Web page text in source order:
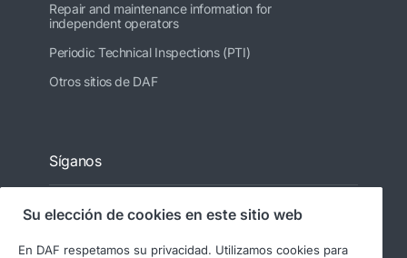
Repair and maintenance information for
independent operators
Periodic Technical Inspections (PTI)
Otros sitios de DAF
Síganos
Su elección de cookies en este sitio web
En DAF respetamos su privacidad. Utilizamos cookies para